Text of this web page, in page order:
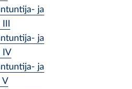
ja
ja
IV
ja
V